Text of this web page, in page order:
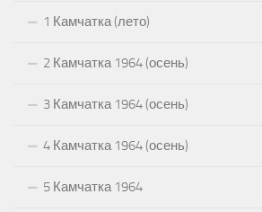
1 Камчатка (лето)
2 Камчатка 1964 (осень)
3 Камчатка 1964 (осень)
4 Камчатка 1964 (осень)
5 Камчатка 1964